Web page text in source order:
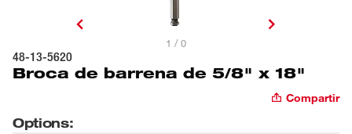
1 / 0
48-13-5620
Broca de barrena de 5/8" x 18"
Compartir
Options: